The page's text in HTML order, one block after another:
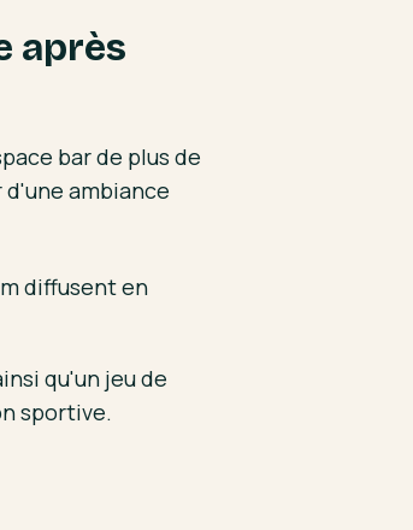
après
bar de plus de
ambiance
diffusent en
qu'un jeu de
sportive.